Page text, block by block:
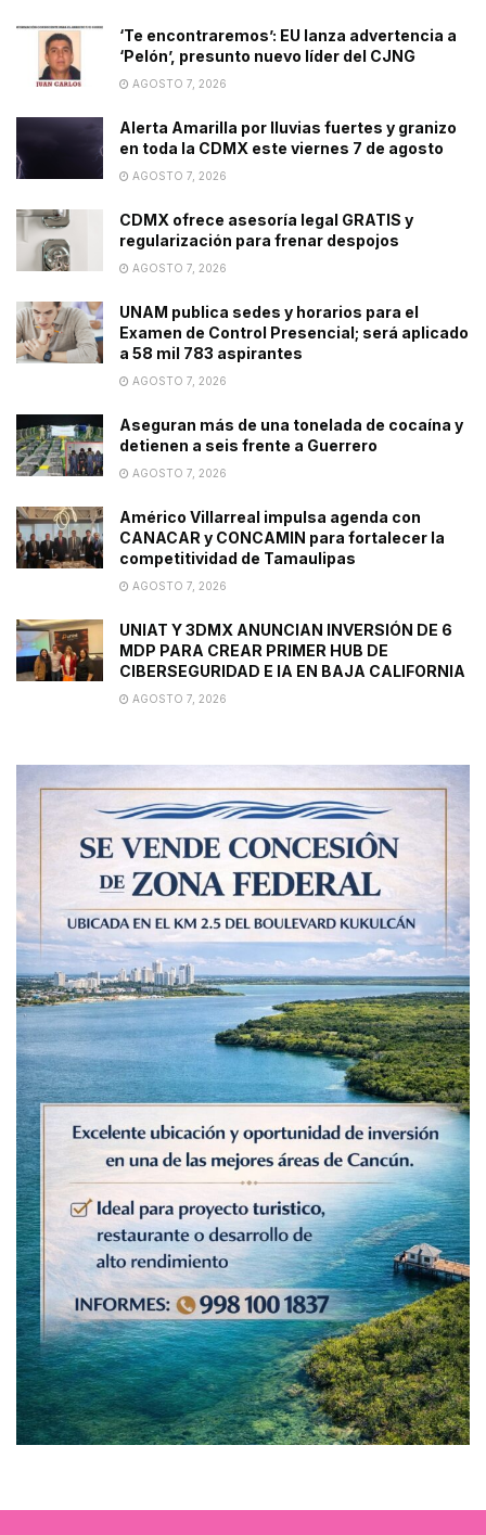
‘Te encontraremos’: EU lanza advertencia a
‘Pelón’, presunto nuevo líder del CJNG
AGOSTO 7, 2026
Alerta Amarilla por lluvias fuertes y granizo
en toda la CDMX este viernes 7 de agosto
AGOSTO 7, 2026
CDMX ofrece asesoría legal GRATIS y
regularización para frenar despojos
AGOSTO 7, 2026
UNAM publica sedes y horarios para el
Examen de Control Presencial; será aplicado
a 58 mil 783 aspirantes
AGOSTO 7, 2026
Aseguran más de una tonelada de cocaína y
detienen a seis frente a Guerrero
AGOSTO 7, 2026
Américo Villarreal impulsa agenda con
CANACAR y CONCAMIN para fortalecer la
competitividad de Tamaulipas
AGOSTO 7, 2026
UNIAT Y 3DMX ANUNCIAN INVERSIÓN DE 6
MDP PARA CREAR PRIMER HUB DE
CIBERSEGURIDAD E IA EN BAJA CALIFORNIA
AGOSTO 7, 2026